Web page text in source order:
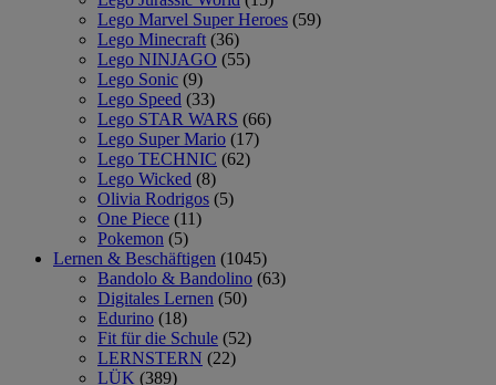
Lego Marvel Super Heroes (59)
Lego Minecraft (36)
Lego NINJAGO (55)
Lego Sonic (9)
Lego Speed (33)
Lego STAR WARS (66)
Lego Super Mario (17)
Lego TECHNIC (62)
Lego Wicked (8)
Olivia Rodrigos (5)
One Piece (11)
Pokemon (5)
Lernen & Beschäftigen (1045)
Bandolo & Bandolino (63)
Digitales Lernen (50)
Edurino (18)
Fit für die Schule (52)
LERNSTERN (22)
LÜK (389)